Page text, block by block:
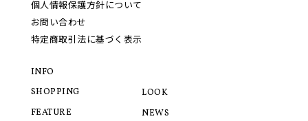
個人情報保護方針について
お問い合わせ
特定商取引法に基づく表示
INFO
SHOPPING
FEATURE
LOOK
NEWS